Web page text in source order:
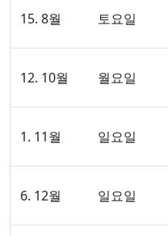
15. 8월 토요일
12. 10월 월요일
1. 11월 일요일
6. 12월 일요일